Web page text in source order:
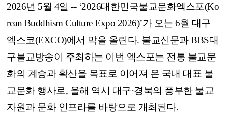
2026년 5월 4일 -- ‘2026대한민국불교문화엑스포(Ko
rean Buddhism Culture Expo 2026)’가 오는 6월 대구
엑스코(EXCO)에서 막을 올린다. 불교신문과 BBS대
구불교방송이 주최하는 이번 엑스포는 전통 불교문
화의 계승과 확산을 목표로 이어져 온 국내 대표 불
교문화 행사로, 올해 역시 대구·경북의 풍부한 불교
자원과 문화 인프라를 바탕으로 개최된다.